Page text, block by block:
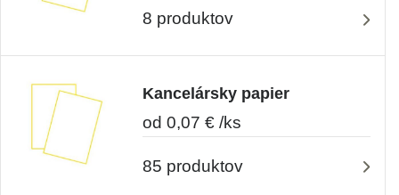
8 produktov
Kancelársky papier
od 0,07 € /ks
85 produktov